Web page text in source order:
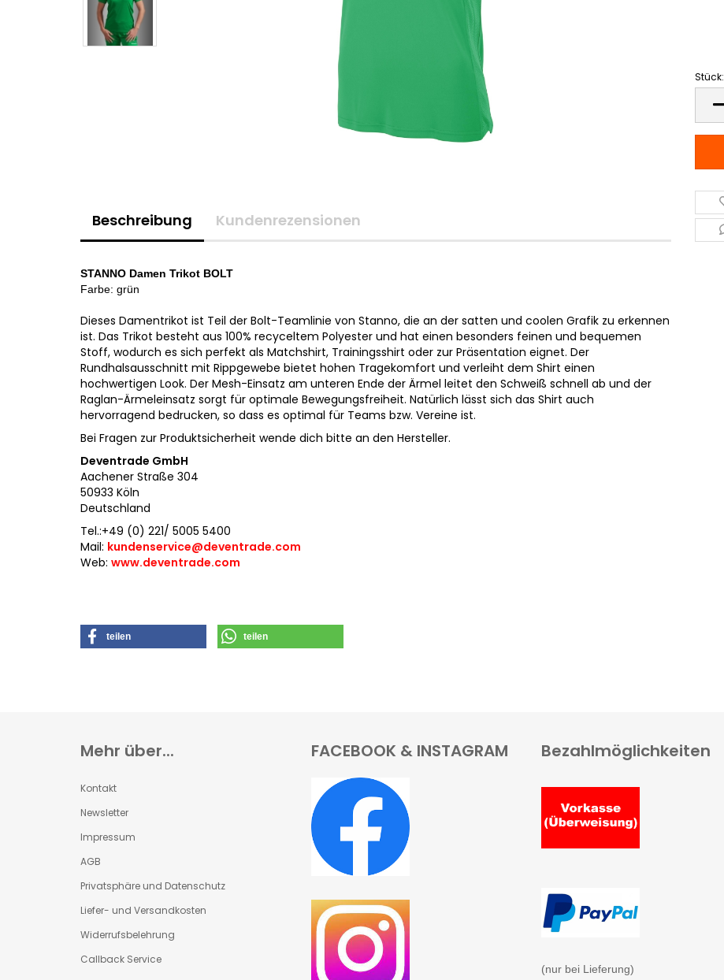
Stück:
Stück
Beschreibung Kundenrezensionen
STANNO Damen Trikot BOLT
Farbe: grün
Dieses Damentrikot ist Teil der Bolt-Teamlinie von Stanno, die an der satten und coolen Grafik zu erkennen
ist. Das Trikot besteht aus 100% recyceltem Polyester und hat einen besonders feinen und bequemen
Stoff, wodurch es sich perfekt als Matchshirt, Trainingsshirt oder zur Präsentation eignet. Der
Rundhalsausschnitt mit Rippgewebe bietet hohen Tragekomfort und verleiht dem Shirt einen
hochwertigen Look. Der Mesh-Einsatz am unteren Ende der Ärmel leitet den Schweiß schnell ab und der
Raglan-Ärmeleinsatz sorgt für optimale Bewegungsfreiheit. Natürlich lässt sich das Shirt auch
hervorragend bedrucken, so dass es optimal für Teams bzw. Vereine ist.
Bei Fragen zur Produktsicherheit wende dich bitte an den Hersteller.
Deventrade GmbH
Aachener Straße 304
50933 Köln
Deutschland
Tel.:+49 (0) 221/ 5005 5400
Mail: kundenservice@deventrade.com
Web: www.deventrade.com
teilen teilen
Mehr über...
Kontakt
Newsletter
Impressum
AGB
Privatsphäre und Datenschutz
Liefer- und Versandkosten
Widerrufsbelehrung
Callback Service
FACEBOOK & INSTAGRAM Bezahlmöglichkeiten
(nur bei Lieferung)